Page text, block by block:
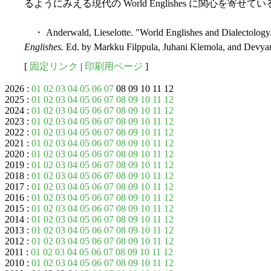
るようにみえる現代の World Englishes に関心を寄せて
・ Anderwald, Lieselotte. "World Englishes and
Englishes. Ed. by Markku Filppula, Juhani Klemola, and
[ 固定リンク | 印刷用ページ ]
2026 : 01 02 03 04 05 06 07 08 09 10 11 12
2025 : 01 02 03 04 05 06 07 08 09 10 11 12
2024 : 01 02 03 04 05 06 07 08 09 10 11 12
2023 : 01 02 03 04 05 06 07 08 09 10 11 12
2022 : 01 02 03 04 05 06 07 08 09 10 11 12
2021 : 01 02 03 04 05 06 07 08 09 10 11 12
2020 : 01 02 03 04 05 06 07 08 09 10 11 12
2019 : 01 02 03 04 05 06 07 08 09 10 11 12
2018 : 01 02 03 04 05 06 07 08 09 10 11 12
2017 : 01 02 03 04 05 06 07 08 09 10 11 12
2016 : 01 02 03 04 05 06 07 08 09 10 11 12
2015 : 01 02 03 04 05 06 07 08 09 10 11 12
2014 : 01 02 03 04 05 06 07 08 09 10 11 12
2013 : 01 02 03 04 05 06 07 08 09 10 11 12
2012 : 01 02 03 04 05 06 07 08 09 10 11 12
2011 : 01 02 03 04 05 06 07 08 09 10 11 12
2010 : 01 02 03 04 05 06 07 08 09 10 11 12